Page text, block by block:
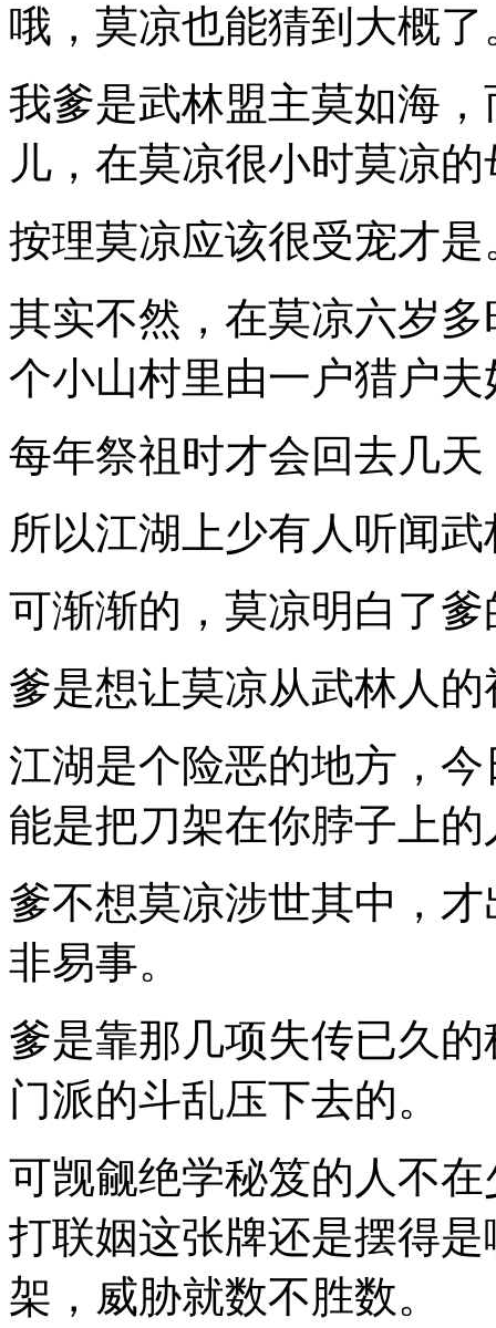
哦，莫凉也能猜到大概了
我爹是武林盟主莫如海
儿，在莫凉很小时莫凉
按理莫凉应该很受宠才是
其实不然，在莫凉六岁
个小山村里由一户猎户
每年祭祖时才会回去几
所以江湖上少有人听闻
可渐渐的，莫凉明白了
爹是想让莫凉从武林人
江湖是个险恶的地方，
能是把刀架在你脖子上的
爹不想莫凉涉世其中，
非易事。
爹是靠那几项失传已久
门派的斗乱压下去的。
可觊觎绝学秘笈的人不
打联姻这张牌还是摆得
架，威胁就数不胜数。